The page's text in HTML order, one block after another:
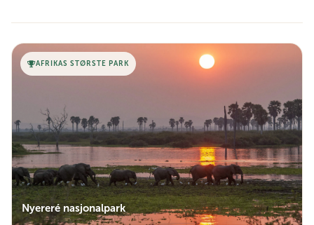
AFRIKAS STØRSTE PARK
Nyereré nasjonalpark